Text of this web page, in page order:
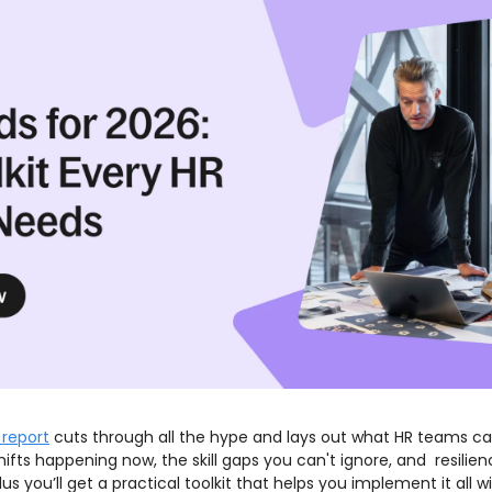
cuts through all the hype and lays out what HR teams
happening now, the skill gaps you can't ignore, and
you’ll get a practical toolkit that helps you implement it all